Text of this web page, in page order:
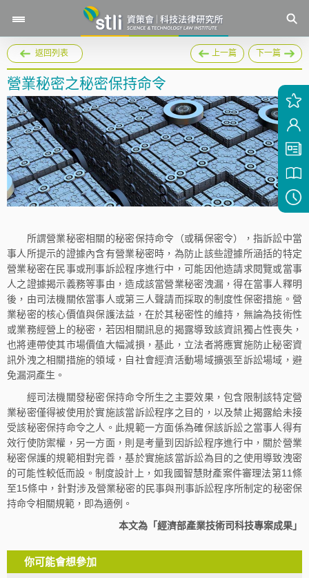
返回列表 上一篇 下一篇
營業秘密之秘密保持命令
所謂營業秘密相關的秘密保持命令（或稱保密令），指訴訟中當
事人所提示的證據內含有營業秘密時，為防止該些證據所涵括的特定
營業秘密在民事或刑事訴訟程序進行中，可能因他造請求閱覽或當事
人之證據揭示義務等事由，造成該當營業秘密洩漏，得在當事人釋明
後，由司法機關依當事人或第三人聲請而採取的制度性保密措施。營
業秘密的核心價值與保護法益，在於其秘密性的維持，無論為技術性
或業務經營上的秘密，若因相關訊息的揭露導致該資訊獨占性喪失，
也將連帶使其市場價值大幅減損，基此，立法者將應實施防止秘密資
訊外洩之相關措施的領域，自社會經濟活動場域擴張至訴訟場域，避
免漏洞產生。
經司法機關發秘密保持命令所生之主要效果，包含限制該特定營
業秘密僅得被使用於實施該當訴訟程序之目的，以及禁止揭露給未接
受該秘密保持命令之人。此規範一方面係為確保該訴訟之當事人得有
效行使防禦權，另一方面，則是考量到因訴訟程序進行中，關於營業
秘密保護的規範相對完善，基於實施該當訴訟為目的之使用導致洩密
的可能性較低而設。制度設計上，如我國智慧財產案件審理法第11條
至15條中，針對涉及營業秘密的民事與刑事訴訟程序所制定的秘密保
持命令相關規範，即為適例。
本文為「經濟部產業技術司科技專案成果」
你可能會想參加